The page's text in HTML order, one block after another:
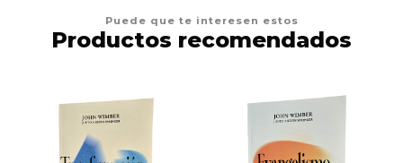
Puede que te interesen estos
Productos recomendados